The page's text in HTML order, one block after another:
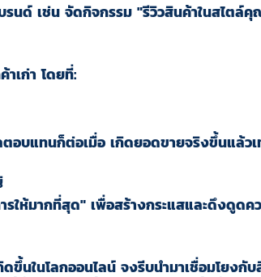
รนด์ เช่น จัดกิจกรรม "รีวิวสินค้าในสไตล์
เก่า โดยที่:
บแทนก็ต่อเมื่อ เกิดยอดขายจริงขึ้นแล้ว
รให้มากที่สุด" เพื่อสร้างกระแสและดึงดูดค
ขึ้นในโลกออนไลน์ จงรีบนำมาเชื่อมโยงกั